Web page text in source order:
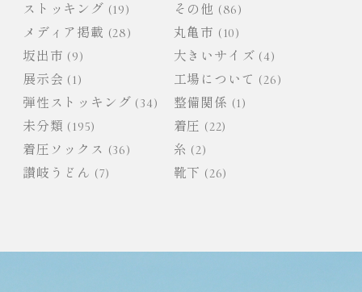
ストッキング (19) その他 (86)
メディア掲載 (28) 丸亀市 (10)
坂出市 (9) 大きいサイズ (4)
展示会 (1) 工場について (26)
弾性ストッキング (34) 整備関係 (1)
未分類 (195) 着圧 (22)
着圧ソックス (36) 糸 (2)
讃岐うどん (7) 靴下 (26)